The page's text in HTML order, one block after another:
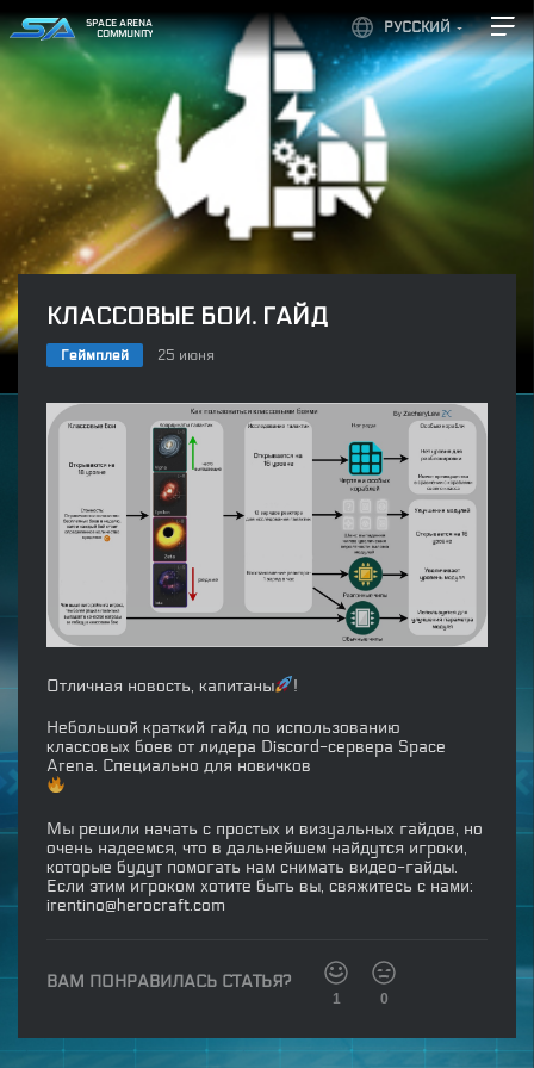
РУССКИЙ
SPACE ARENA
COMMUNITY
КЛАССОВЫЕ БОИ. ГАЙД
Геймплей 25 июня
Отличная новость, капитаны !
Небольшой краткий гайд по использованию
классовых боев от лидера Discord-сервера Space
Arena. Специально для новичков
Мы решили начать с простых и визуальных гайдов, но
очень надеемся, что в дальнейшем найдутся игроки,
которые будут помогать нам снимать видео-гайды.
Если этим игроком хотите быть вы, свяжитесь с нами:
irentino@herocraft.com
ВАМ ПОНРАВИЛАСЬ СТАТЬЯ?
1 0